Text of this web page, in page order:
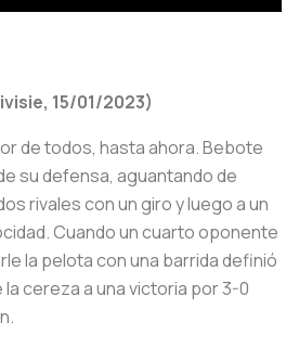
15/01/2023)
de todos, hasta ahora. Bebote
su defensa, aguantando de
rivales con un giro y luego a un
Cuando un cuarto oponente
la pelota con una barrida definió
cereza a una victoria por 3-0